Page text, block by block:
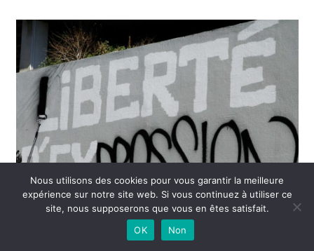
Suite à la tentative de censure dont a été l'objet la CGT IP
Nous utilisons des cookies pour vous garantir la meilleure
expérience sur notre site web. Si vous continuez à utiliser ce
site, nous supposerons que vous en êtes satisfait.
OK
Non